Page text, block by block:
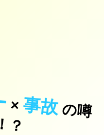
×事故の
噂
て
！